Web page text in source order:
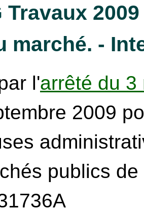
Travaux
marché. -
l'arrêté du 3
2009
publics